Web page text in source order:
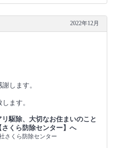
2022年12月
します。
ます。
リ駆除、大切なお住まいのこと
さくら防除センター】へ
さくら防除センター